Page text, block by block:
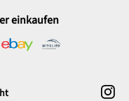
einkaufen